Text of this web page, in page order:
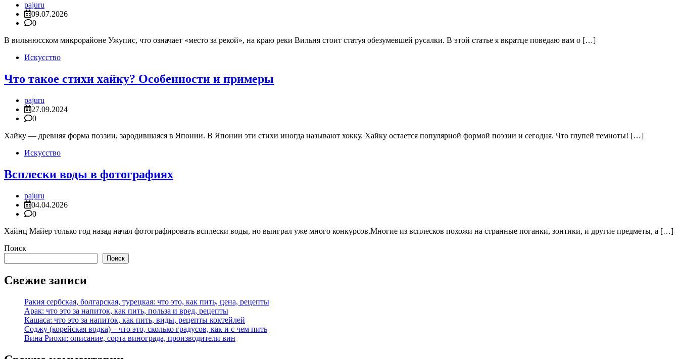
pajuru
09.07.2026
0
В вильнюсском микрорайоне Ужупис, что означает «место за рекой», на краю реки Вильня стоит статуя обезумевшей русалки. В этой статье я вкратце поведаю вам о […]
Искусство
Что такое стихи хайку? Особенности и примеры
pajuru
27.09.2024
0
Хайку — древняя форма поэзии, зародившаяся в Японии. В Японии эти стихи иногда называют хокку. Хайку остается популярной формой поэзии и сегодня. Что глупей темноты! […]
Искусство
Всплески воды в фотографиях
pajuru
04.04.2026
0
Хайнц Майер только год назад начал фотографировать всплески воды, но выиграл уже много конкурсов.Многие из всплесков похожи на странные поганки, зонтики, и другие предметы, а […]
Поиск
Поиск
Свежие записи
Ракия сербская, болгарская, турецкая: что это, как пить, цена, рецепты
Арак: что это за напиток, как пить, польза и вред, рецепты
Кашаса: что это за напиток, как пить, виды, рецепты коктейлей
Соджу (корейская водка) – что это, сколько градусов, как и с чем пить
Вина Риохи: описание, сорта винограда, производители вин